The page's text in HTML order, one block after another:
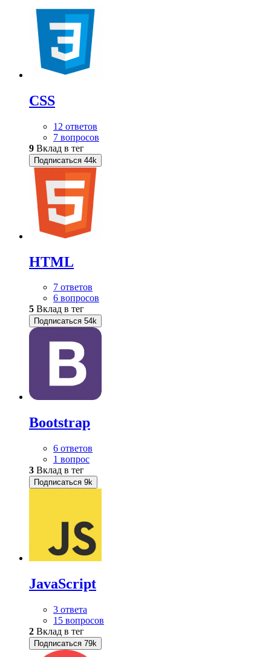
CSS
12 ответов
7 вопросов
9 Вклад в тег
Подписаться 44k
HTML
7 ответов
6 вопросов
5 Вклад в тег
Подписаться 54k
Bootstrap
6 ответов
1 вопрос
3 Вклад в тег
Подписаться 9k
JavaScript
3 ответа
15 вопросов
2 Вклад в тег
Подписаться 79k